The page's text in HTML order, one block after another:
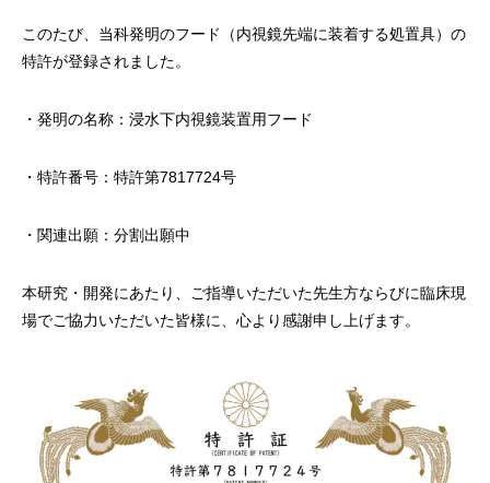
このたび、当科発明のフード（内視鏡先端に装着する処置具）の
特許が登録されました。
・発明の名称：浸水下内視鏡装置用フード
・特許番号：特許第7817724号
・関連出願：分割出願中
本研究・開発にあたり、ご指導いただいた先生方ならびに臨床現
場でご協力いただいた皆様に、心より感謝申し上げます。